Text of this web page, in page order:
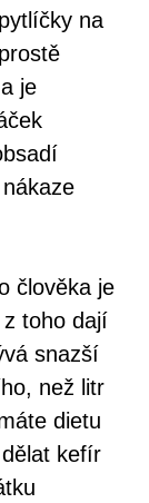
na
je
člověka je
toho dají
snazší
než litr
dietu
kefír